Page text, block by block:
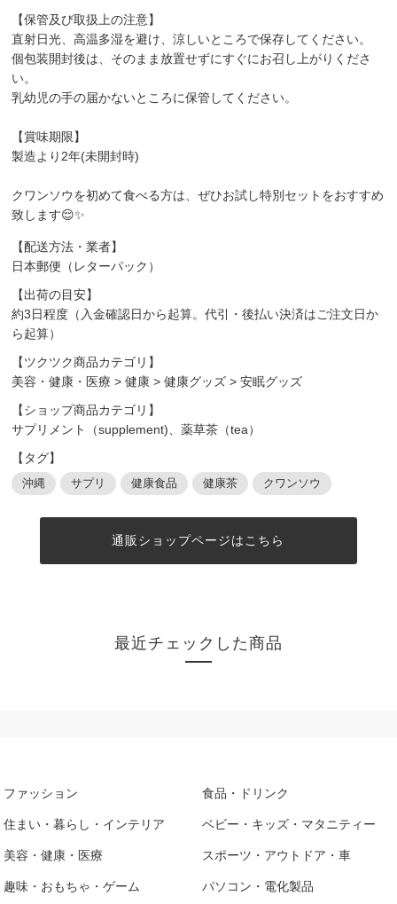
【保管及び取扱上の注意】
直射日光、高温多湿を避け、涼しいところで保存してください。
個包装開封後は、そのまま放置せずにすぐにお召し上がりくださ
い。
乳幼児の手の届かないところに保管してください。
【賞味期限】
製造より2年(未開封時)
クワンソウを初めて食べる方は、ぜひお試し特別セットをおすすめ
致します😌✨
【配送方法・業者】
日本郵便（レターパック）
【出荷の目安】
約3日程度（入金確認日から起算。代引・後払い決済はご注文日か
ら起算）
【ツクツク商品カテゴリ】
美容・健康・医療 >健康 >健康グッズ >安眠グッズ
【ショップ商品カテゴリ】
サプリメント（supplement)、薬草茶（tea）
【タグ】
沖縄 サプリ 健康食品 健康茶 クワンソウ
通販ショップページはこちら
最近チェックした商品
ファッション 食品・ドリンク
住まい・暮らし・インテリア ベビー・キッズ・マタニティー
美容・健康・医療 スポーツ・アウトドア・車
趣味・おもちゃ・ゲーム パソコン・電化製品